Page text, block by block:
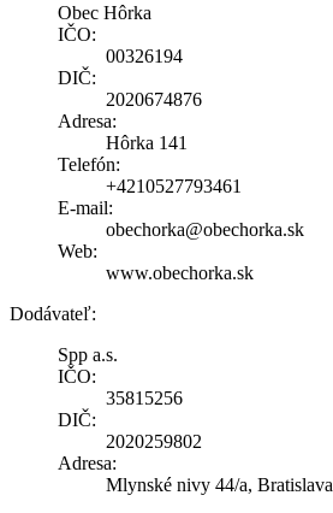
Obec Hôrka
IČO:
00326194
DIČ:
2020674876
Adresa:
Hôrka 141
Telefón:
+4210527793461
E-mail:
obechorka@obechorka.sk
Web:
www.obechorka.sk
Dodávateľ:
Spp a.s.
IČO:
35815256
DIČ:
2020259802
Adresa:
Mlynské nivy 44/a, Bratislava